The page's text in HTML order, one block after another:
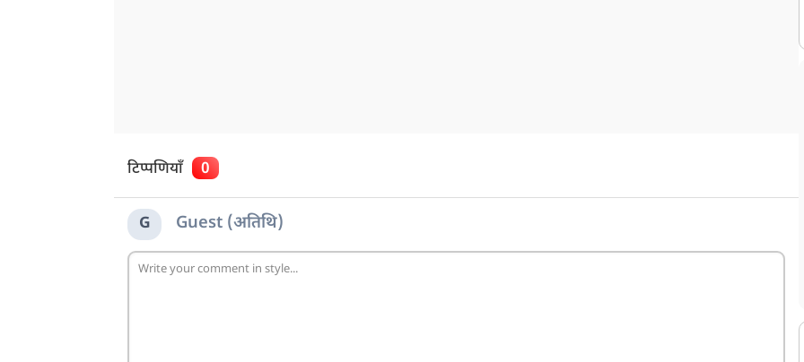
टिप्पणियाँ 0
G Guest (अतिथि)